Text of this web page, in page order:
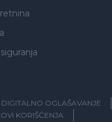
DIGITALNO OGLAŠAVANJE
KORIŠĆENJA